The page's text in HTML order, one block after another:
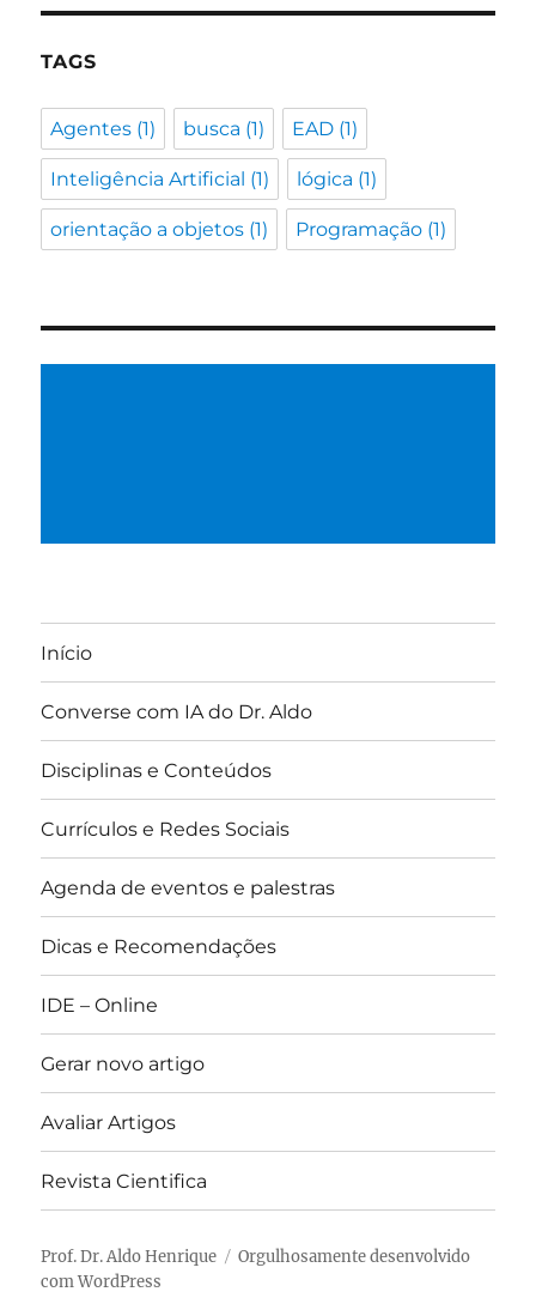
TAGS
Agentes (1) busca (1) EAD (1)
Inteligência Artificial (1) lógica (1)
orientação a objetos (1) Programação (1)
Início
Converse com IA do Dr. Aldo
Disciplinas e Conteúdos
Currículos e Redes Sociais
Agenda de eventos e palestras
Dicas e Recomendações
IDE – Online
Gerar novo artigo
Avaliar Artigos
Revista Cientifica
Prof. Dr. Aldo Henrique
Orgulhosamente desenvolvido
com WordPress